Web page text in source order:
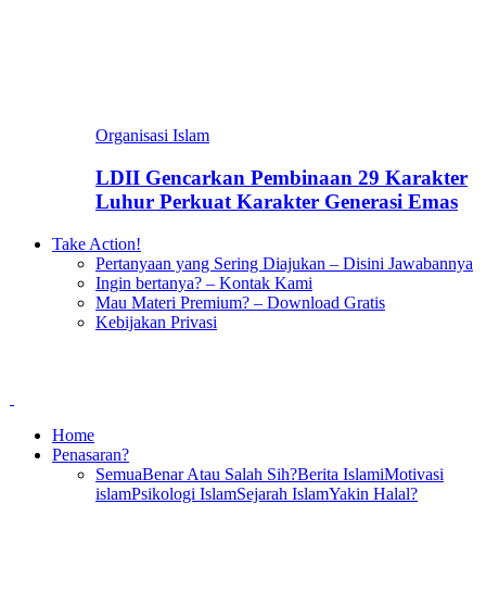
Organisasi Islam
LDII Gencarkan Pembinaan 29 Karakter
Luhur Perkuat Karakter Generasi Emas
Take Action!
Pertanyaan yang Sering Diajukan – Disini Jawabannya
Ingin bertanya? – Kontak Kami
Mau Materi Premium? – Download Gratis
Kebijakan Privasi
Home
Penasaran?
SemuaBenar Atau Salah Sih?Berita IslamiMotivasi
islamPsikologi IslamSejarah IslamYakin Halal?